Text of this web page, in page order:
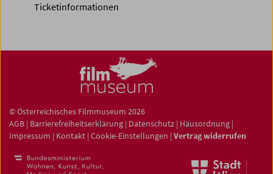
Ticketinformationen
© Österreichisches Filmmuseum 2026
AGB | Barrierefreiheitserklärung | Datenschutz | Hausordnung |
Impressum | Kontakt | Cookie-Einstellungen | Vertrag widerrufen